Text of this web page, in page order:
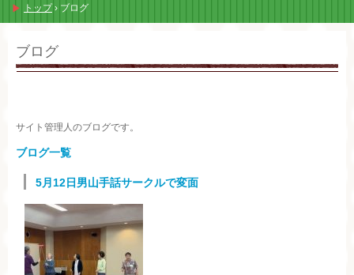
トップ › ブログ
ブログ
サイト管理人のブログです。
ブログ一覧
5月12日男山手話サークルで変面